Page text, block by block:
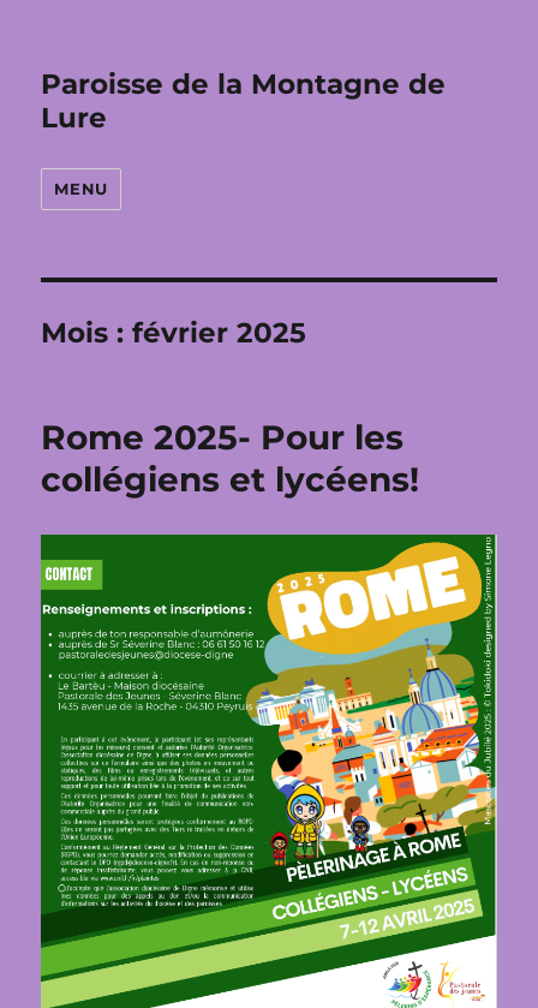
Paroisse de la Montagne de
Lure
MENU
Mois :février 2025
Rome 2025- Pour les
collégiens et lycéens!